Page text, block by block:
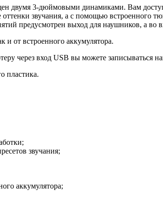
двумя 3-дюймовыми динамиками. Вам
оттенки звучания, а с помощью встроенного
предусмотрен выход для наушников, а
и от встроенного аккумулятора.
через вход USB вы можете записываться
пластика.
звучания;
аккумулятора;